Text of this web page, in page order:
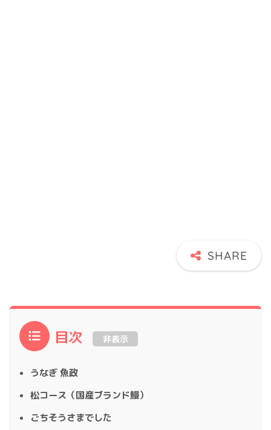
目次 非表示
うなぎ 魚政
松コース（国産ブランド鰻）
ごちそうさまでした